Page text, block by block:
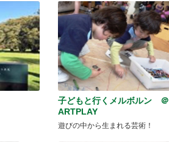
子どもと行くメルボルン ＠
ARTPLAY
遊びの中から生まれる芸術！